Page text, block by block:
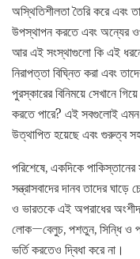
অস্থিতিশীলতা তৈরি করে এবং
উপস্থাপন করতে এবং অন্যের
আর এই সংস্থাগুলো কি এই
নিরাপত্তা বিঘ্নিত করা এবং
পুরস্কারের বিনিময়ে সেখানে
করতে পারে? এই সবগুলোই এমন
উত্থাপিত হয়েছে এবং গুরুত্ব
পরিশেষে, একদিকে পাকিস্তানের
সন্ত্রাসবাদের দানব তাদের
ও ভারতকে এই অপরাধের
লোক—বেলুচ, পশতুন, সিন্ধি ও
ভর্তি করতেও দ্বিধা করে না।